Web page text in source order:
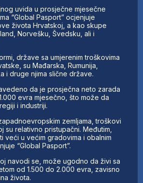
uvida u prosječne mjesečne
“Global Pasport” ocjenjuje
života Hrvatskoj, a kao skupe
Norvešku, Švedsku, ali i
države sa umjerenim troškovima
su Mađarska, Rumunija,
i druge njima slične države.
da je prosječna neto zarada
evra mjesečno, što može da
i industriji.
zemljama, troškovi
su relativno pristupačni. Međutim,
veći u većim gradovima i obalnim
“Global Pasport”.
navodi se, može ugodno da živi sa
od 1.500 do 2.000 evra, zavisno
života.